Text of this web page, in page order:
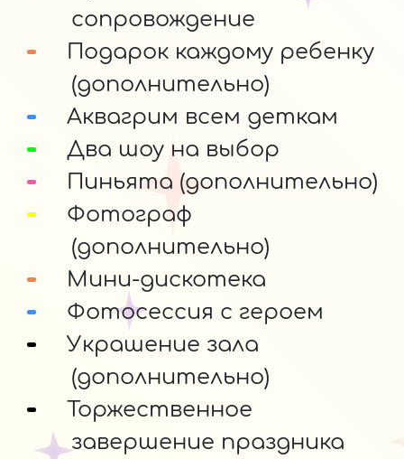
сопровождение
Подарок каждому ребенку
(дополнительно)
Аквагрим всем деткам
Два шоу на выбор
Пиньята (дополнительно)
Фотограф
(дополнительно)
Мини-дискотека
Фотосессия с героем
Украшение зала
(дополнительно)
Торжественное
завершение праздника